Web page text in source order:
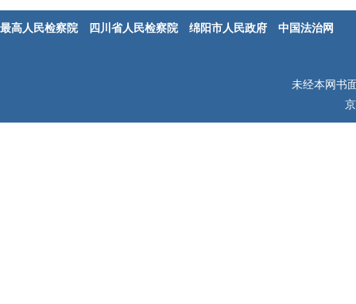
最高人民检察院 四川省人民检察院 绵阳市人民政府 中国法治网
未经本网书